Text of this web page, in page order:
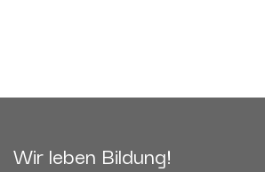
Wir leben Bildung!